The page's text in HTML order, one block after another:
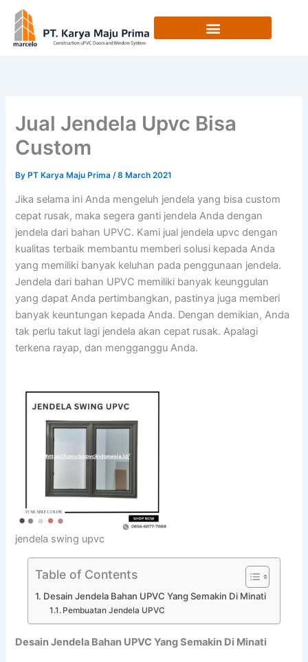
content
Jual Jendela Upvc Bisa
Custom
ByPT Karya Maju Prima /8 March 2021
Jika selama ini Anda mengeluh jendela yang bisa custom
cepat rusak, maka segera ganti jendela Anda dengan
jendela dari bahan UPVC. Kami jual jendela upvc dengan
kualitas terbaik membantu memberi solusi kepada Anda
yang memiliki banyak keluhan pada penggunaan jendela.
Jendela dari bahan UPVC memiliki banyak keunggulan
yang dapat Anda pertimbangkan, pastinya juga memberi
banyak keuntungan kepada Anda. Dengan demikian, Anda
tak perlu takut lagi jendela akan cepat rusak. Apalagi
terkena rayap, dan mengganggu Anda.
jendela swing upvc
Table of Contents
Desain Jendela Bahan UPVC Yang Semakin Di Minati
Pembuatan Jendela UPVC
Desain Jendela Bahan UPVC Yang Semakin Di Minati